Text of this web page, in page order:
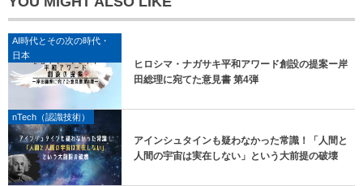
AI時代とその次の時代・
日本
ヒロシマ・ナガサキ平和アワード創設の提案ー岸
田総理に宛てた意見書 第4弾
nTech（認識技術）
アインシュタインも疑わなかった常識！「人間と
人間の宇宙は実在しない」という大前提の破壊